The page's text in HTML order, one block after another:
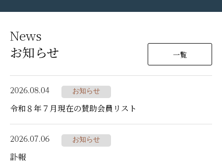
News
お知らせ
一覧
2026.08.04
お知らせ
令和８年７月現在の賛助会員リスト
2026.07.06
お知らせ
訃報